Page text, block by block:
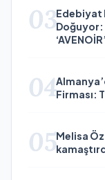
03Edebiyat
Doğuyor:
‘AVENOİR’
04Firması:
05Melisa